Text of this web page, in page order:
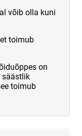
võib olla kuni
toimub
on
säästlik
toimub